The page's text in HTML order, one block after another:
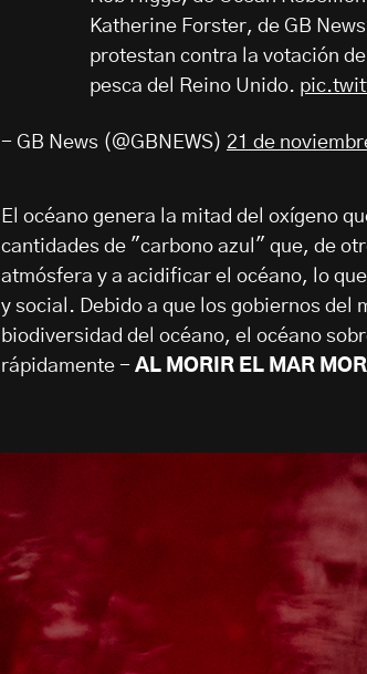
Katherine Forster, de GB
protestan contra la votación
pesca del Reino Unido.
- GB News (@GBNEWS) 21 de
El océano genera la mitad del oxígeno
cantidades de "carbono azul" que, de
atmósfera y a acidificar el océano, lo
y social. Debido a que los gobiernos del
biodiversidad del océano, el océano
rápidamente - AL MORIR EL MAR